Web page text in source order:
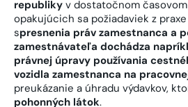
republiky v dostatočnom
opakujúcich sa požiadaviek z
spresnenia práv zamestnanca a
zamestnávateľa dochádza
právnej úpravy používania
vozidla zamestnanca na
preukázanie a úhradu výdavkov,
pohonných látok.